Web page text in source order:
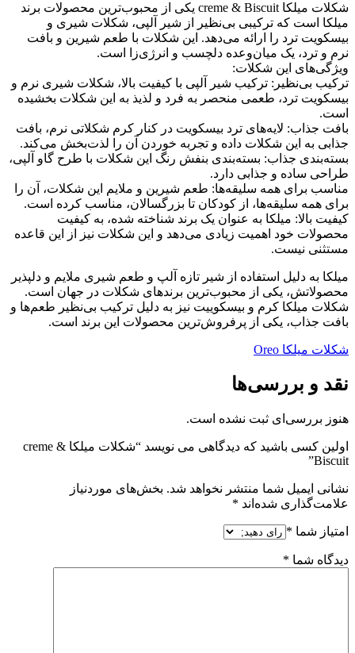
شکلات میلکا creme & Biscuit یکی از محبوب‌ترین محصولات برند
میلکا است که ترکیبی بی‌نظیر از شیر آلپی، شکلات شیری و
بیسکویت ترد را ارائه می‌دهد. این شکلات با طعم شیرین و بافت
نرم و ترد، یک میان‌وعده دلچسب و انرژی‌زا است.
ویژگی‌های این شکلات:
ترکیب بی‌نظیر: ترکیب شیر آلپی با کیفیت بالا، شکلات شیری نرم و
بیسکویت ترد، طعمی منحصر به فرد و لذیذ به این شکلات بخشیده
است.
بافت جذاب: لایه‌های ترد بیسکویت در کنار کرم شکلاتی نرم، بافت
جذابی به این شکلات داده و تجربه خوردن آن را لذت‌بخش می‌کند.
بسته‌بندی جذاب: بسته‌بندی بنفش رنگ این شکلات با طرح گاو آلپی،
طراحی ساده و جذابی دارد.
مناسب برای همه سلیقه‌ها: طعم شیرین و ملایم این شکلات، آن را
برای همه سلیقه‌ها، از کودکان تا بزرگسالان، مناسب کرده است.
کیفیت بالا: میلکا به عنوان یک برند شناخته شده، به کیفیت
محصولات خود اهمیت زیادی می‌دهد و این شکلات نیز از این قاعده
مستثنی نیست.
میلکا به دلیل استفاده از شیر تازه آلپ و طعم شیری ملایم و دلپذیر
محصولاتش، یکی از محبوب‌ترین برندهای شکلات در جهان است.
شکلات میلکا کرم و بیسکوییت نیز به دلیل ترکیب بی‌نظیر طعم‌ها و
بافت جذاب، یکی از پرفروش‌ترین محصولات این برند است.
شکلات میلکا Oreo
نقد و بررسی‌ها
هنوز بررسی‌ای ثبت نشده است.
اولین کسی باشید که دیدگاهی می نویسد “شکلات میلکا creme &
Biscuit”
نشانی ایمیل شما منتشر نخواهد شد. بخش‌های موردنیاز
علامت‌گذاری شده‌اند *
امتیاز شما *
دیدگاه شما *